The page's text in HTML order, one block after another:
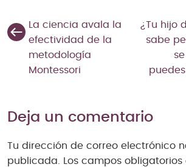
La ciencia avala la
efectividad de la
metodología
Montessori
¿Tu hijo
sabe
Deja un comentario
Tu dirección de correo electrónico
publicada.
Los campos obligatorios